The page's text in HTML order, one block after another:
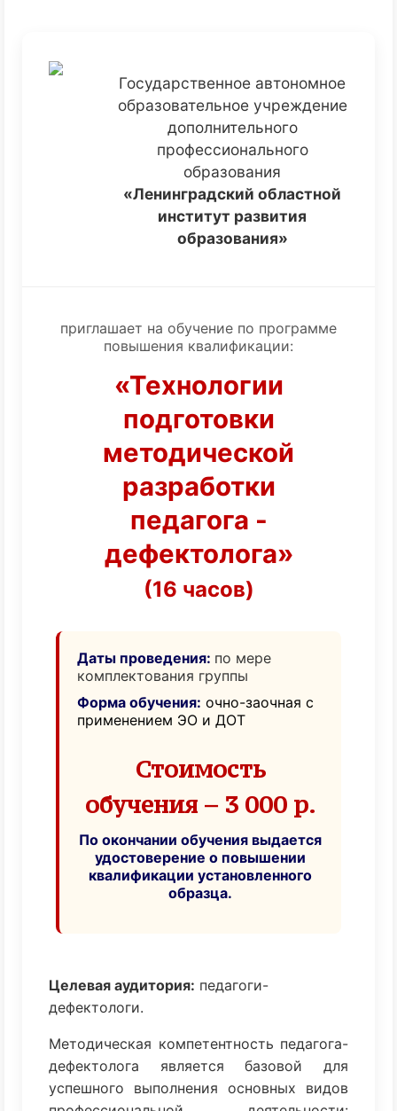
Государственное автономное
образовательное учреждение
дополнительного
профессионального
образования
«Ленинградский областной
институт развития
образования»
приглашает на обучение по программе
повышения квалификации:
«Технологии
подготовки
методической
разработки
педагога -
дефектолога»
(16 часов)
Даты проведения: по мере
комплектования группы
Форма обучения: очно-заочная с
применением ЭО и ДОТ
Стоимость
обучения – 3 000 р.
По окончании обучения выдается
удостоверение о повышении
квалификации установленного
образца.
Целевая аудитория: педагоги-
дефектологи.
Методическая компетентность педагога-
дефектолога является базовой для
успешного выполнения основных видов